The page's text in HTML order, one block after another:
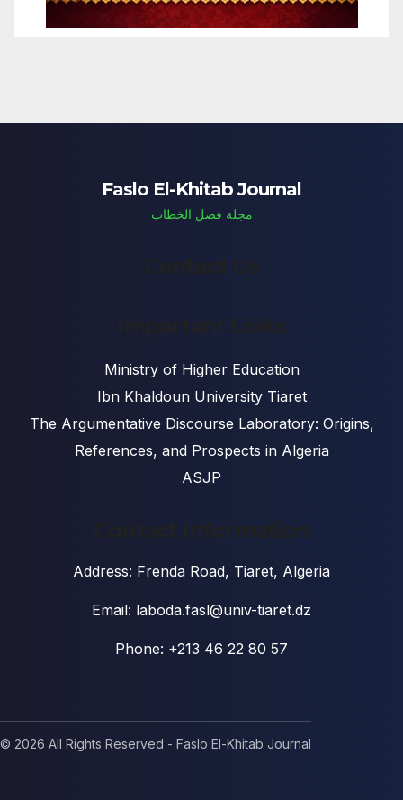
Faslo El-Khitab Journal
مجلة فصل الخطاب
Contact Us
Important Links
Ministry of Higher Education
Ibn Khaldoun University Tiaret
The Argumentative Discourse Laboratory: Origins,
References, and Prospects in Algeria
ASJP
Contact Information
Address: Frenda Road, Tiaret, Algeria
Email: laboda.fasl@univ-tiaret.dz
Phone: +213 46 22 80 57
© 2026 All Rights Reserved - Faslo El-Khitab Journal